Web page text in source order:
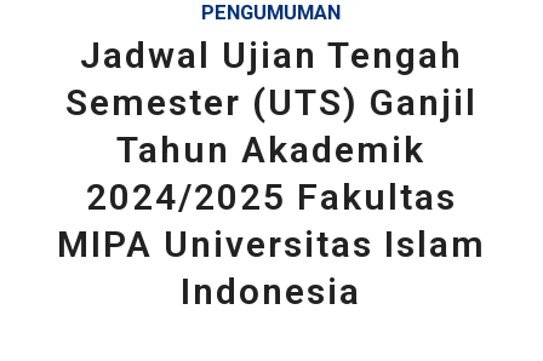
PENGUMUMAN
Jadwal Ujian Tengah
Semester (UTS) Ganjil
Tahun Akademik
2024/2025 Fakultas
MIPA Universitas Islam
Indonesia